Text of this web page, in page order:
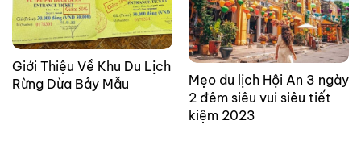
Giới Thiệu Về Khu Du Lịch
Rừng Dừa Bảy Mẫu
Mẹo du lịch Hội An 3 ngày
2 đêm siêu vui siêu tiết
kiệm 2023